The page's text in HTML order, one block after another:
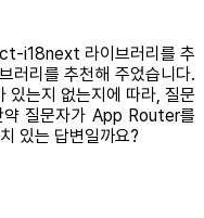
i18next 라이브러리를 추
러리를 추천해 주었습니다.
는지 없는지에 따라, 질문
약 질문자가 App Router를
있는 답변일까요?